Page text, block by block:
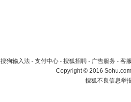
搜狗输入法 - 支付中心 - 搜狐招聘 - 广告服务 - 客
Copyright©2016
搜狐不良信息举